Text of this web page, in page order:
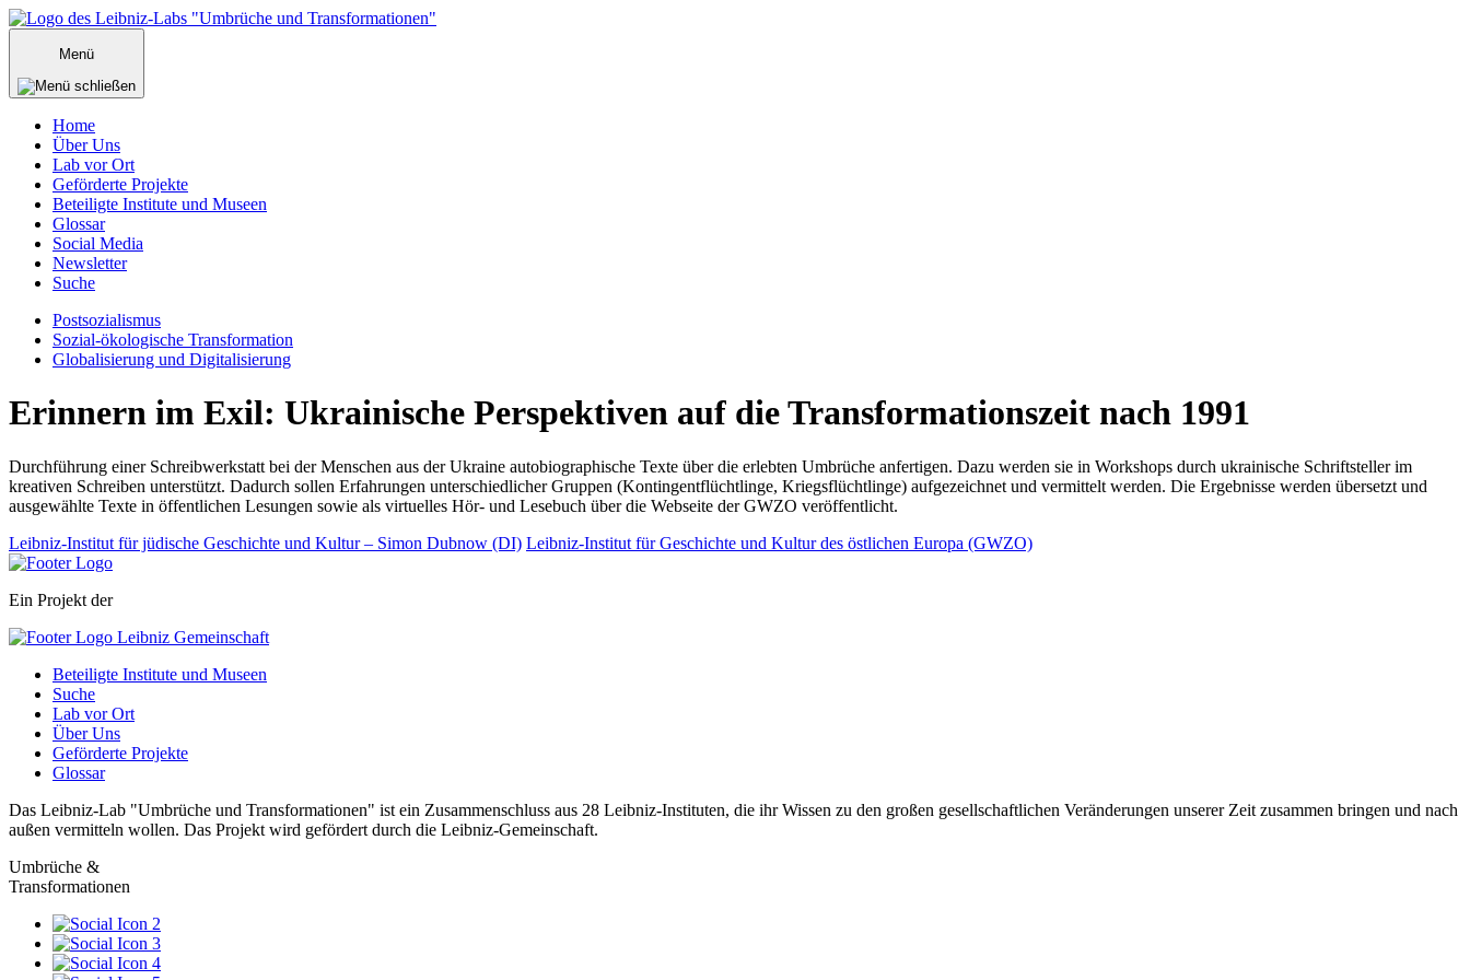
Zum
Inhalt
springenMenü
Home
Über Uns
Lab vor Ort
Geförderte Projekte
Beteiligte Institute und Museen
Glossar
Social Media
Newsletter
Suche
Postsozialismus
Sozial-ökologische Transformation
Globalisierung und Digitalisierung
schließen
Erinnern im Exil: Ukrainische Perspektiven auf die Transformationszeit nach 1991
Durchführung einer Schreibwerkstatt bei der Menschen aus der Ukraine autobiographische Texte über die erlebten Umbrüche anfertigen. Dazu werden sie in Workshops durch ukrainische Schriftsteller im
kreativen Schreiben unterstützt. Dadurch sollen Erfahrungen unterschiedlicher Gruppen (Kontingentflüchtlinge, Kriegsflüchtlinge) aufgezeichnet und vermittelt werden. Die Ergebnisse werden übersetzt und
ausgewählte Texte in öffentlichen Lesungen sowie als virtuelles Hör- und Lesebuch über die Webseite der GWZO veröffentlicht.
Leibniz-Institut für jüdische Geschichte und Kultur – Simon Dubnow (DI) Leibniz-Institut für Geschichte und Kultur des östlichen Europa (GWZO)
Ein Projekt der
Beteiligte Institute und Museen
Suche
Lab vor Ort
Über Uns
Geförderte Projekte
Glossar
Das Leibniz-Lab "Umbrüche und Transformationen" ist ein Zusammenschluss aus 28 Leibniz-Instituten, die ihr Wissen zu den großen gesellschaftlichen Veränderungen unserer Zeit zusammen bringen und nach
außen vermitteln wollen. Das Projekt wird gefördert durch die Leibniz-Gemeinschaft.
Umbrüche &
Transformationen